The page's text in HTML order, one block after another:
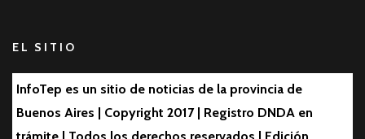
EL SITIO
InfoTep es un sitio de noticias de la provincia de
Buenos Aires | Copyright 2017 | Registro DNDA en